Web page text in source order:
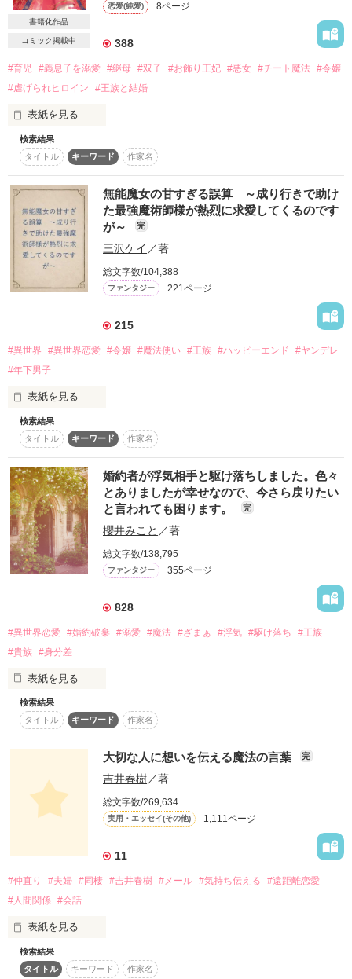
更には、聖女となった自分が「生贄」にされてしまう世界だと
思い出し……。
『どうぞ出ていって下さいと言っているのだから、お言葉に甘
弱虫令嬢から気ままな旅商人へと姿を変えて、王都から逃げよ
うと思います！
＊今回初めてテキストアップロード機能を使ったので、行間が
狭く読みづらいかもしれません！申し訳ありません><＊
☆バーバラ様、Tamaru様、素敵なレビュー、ありがとうござい
書籍化作品
コミック掲載中
恋愛(純愛) 8ページ
388
#育児 #義息子を溺愛 #継母 #双子 #お飾り王妃 #悪女 #チート魔法 #令嬢
#虐げられヒロイン
#王族と結婚
表紙を見る
✼••┈┈┈┈••✼••┈┈┈┈••✼
第一章試し読み公開中
✼••┈┈┈┈••✼••┈┈┈┈••✼
「悪魔の黒髪」だと虐げられていたジュリアが、国王陛下の再
婚相手に抜擢？
しかも、双子王子の継母に？
2023年12月5日ベリーズファンタジーさんより発売です！
楽しんでいただけますように。
検索結果
タイトル
キーワード 作家名
無能魔女の甘すぎる誤算 ～成り行きで助け
た最強魔術師様が熱烈に求愛してくるのです
が～
完
三沢ケイ ／著
総文字数/104,388
ファンタジー 221ページ
215
#異世界 #異世界恋愛 #令嬢 #魔法使い #王族 #ハッピーエンド
#ヤンデレ
#年下男子
表紙を見る
リディアは魔法使いだ。
しかし、魔力供給用の奴隷──フォシニを従えておらず、本当に
微々たる魔法しか使えない。
そのため、陰で「無能魔女」と呼ばれ、親とも絶縁状態になっ
ていた。
ある日、町に出たリディアは若い男のフォシニががはした金で
売られている現場に遭遇する。
同じ人間なのにひどい扱いを受けている彼を見ていられず、成
り行きで買ってしまう。
お人よし無能魔女×年下最強魔法使い
愛の重い溺愛ラブファンタジー
作品を読む
検索結果
タイトル
キーワード 作家名
婚約者が浮気相手と駆け落ちしました。色々
とありましたが幸せなので、今さら戻りたい
と言われても困ります。
完
櫻井みこと ／著
総文字数/138,795
ファンタジー 355ページ
828
#異世界恋愛 #婚約破棄 #溺愛 #魔法 #ざまぁ #浮気 #駆け落ち
#王族
#貴族 #身分差
表紙を見る
【書籍化】ドリコム　DREノベルスより全3巻発売中。
コミカライズ連載が決定しました。
2023,01,19よりスタートです。
作品を読む
検索結果
タイトル
キーワード 作家名
大切な人に想いを伝える魔法の言葉 完
吉井春樹／著
総文字数/269,634
実用・エッセイ(その他) 1,111ページ
11
#仲直り #夫婦 #同棲 #吉井春樹 #メール #気持ち伝える
#遠距離恋愛
#人間関係 #会話
表紙を見る
コピーライターとして徹夜つづきの日々を過ごすかたわら、妻
検索結果
タイトル
キーワード 作家名